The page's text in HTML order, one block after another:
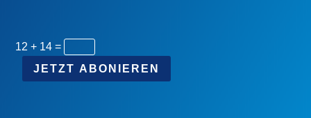
12 + 14 =
JETZT ABONIEREN